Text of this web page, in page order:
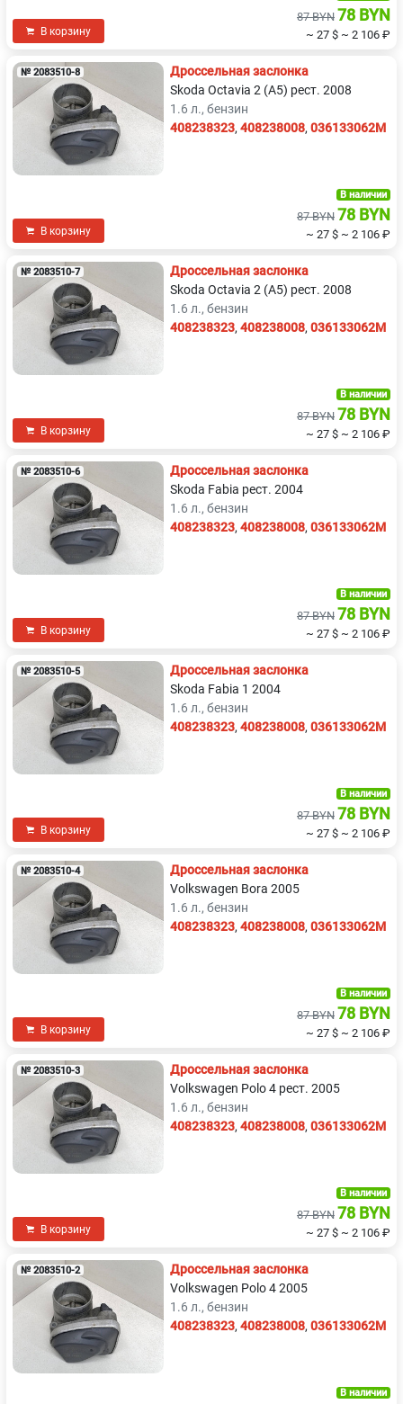
В корзину
87 BYN 78 BYN
~ 27 $ ~ 2 106 ₽
№ 2083510-8
Дроссельная заслонка
Skoda Octavia 2 (A5) рест. 2008
1.6 л., бензин
408238323, 408238008, 036133062M
В корзину
В наличии
87 BYN 78 BYN
~ 27 $ ~ 2 106 ₽
№ 2083510-7
Дроссельная заслонка
Skoda Octavia 2 (A5) рест. 2008
1.6 л., бензин
408238323, 408238008, 036133062M
В корзину
В наличии
87 BYN 78 BYN
~ 27 $ ~ 2 106 ₽
№ 2083510-6
Дроссельная заслонка
Skoda Fabia рест. 2004
1.6 л., бензин
408238323, 408238008, 036133062M
В корзину
В наличии
87 BYN 78 BYN
~ 27 $ ~ 2 106 ₽
№ 2083510-5
Дроссельная заслонка
Skoda Fabia 1 2004
1.6 л., бензин
408238323, 408238008, 036133062M
В корзину
В наличии
87 BYN 78 BYN
~ 27 $ ~ 2 106 ₽
№ 2083510-4
Дроссельная заслонка
Volkswagen Bora 2005
1.6 л., бензин
408238323, 408238008, 036133062M
В корзину
В наличии
87 BYN 78 BYN
~ 27 $ ~ 2 106 ₽
№ 2083510-3
Дроссельная заслонка
Volkswagen Polo 4 рест. 2005
1.6 л., бензин
408238323, 408238008, 036133062M
В корзину
В наличии
87 BYN 78 BYN
~ 27 $ ~ 2 106 ₽
№ 2083510-2
Дроссельная заслонка
Volkswagen Polo 4 2005
1.6 л., бензин
408238323, 408238008, 036133062M
В наличии